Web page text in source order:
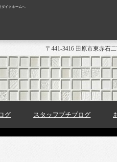
ダイクホームへ
〒441-3416 田原市東赤石
グ スタッフプチブログ